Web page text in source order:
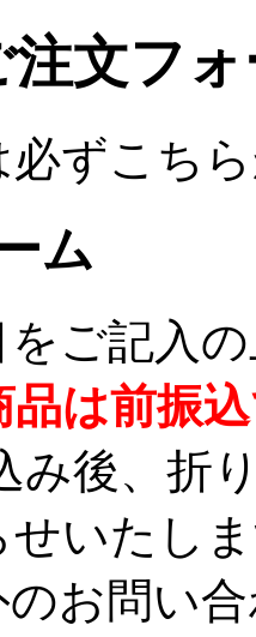
注文フ
必ずこち
ム
ご記入
品は前振
後、折
せいたし
お問い